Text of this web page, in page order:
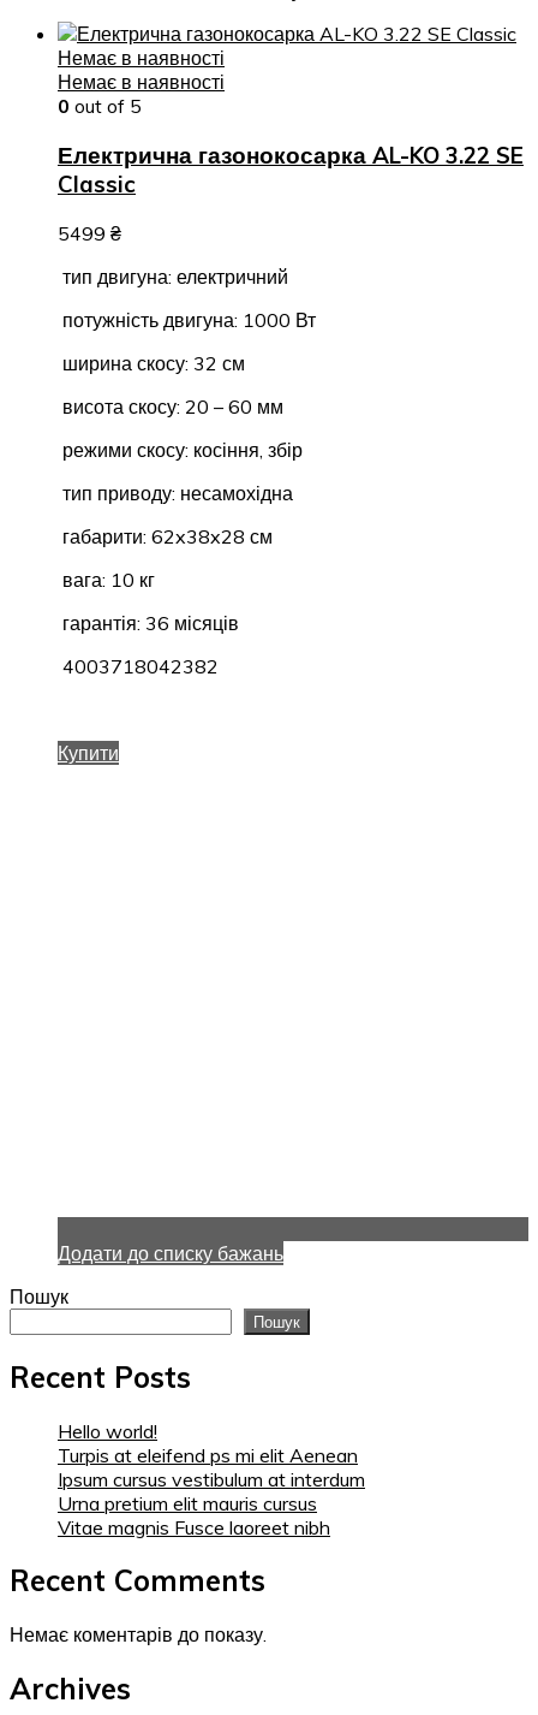
Немає в наявності
Немає в наявності
0 out of 5
Електрична газонокосарка AL-KO 3.22 SE
Classic
5499 ₴
тип двигуна: електричний
потужність двигуна: 1000 Вт
ширина скосу: 32 см
висота скосу: 20 – 60 мм
режими скосу: косіння, збір
тип приводу: несамохідна
габарити: 62x38x28 см
вага: 10 кг
гарантія: 36 місяців
4003718042382
Купити
Додати до списку бажань
Пошук
Пошук
Recent Posts
Hello world!
Turpis at eleifend ps mi elit Aenean
Ipsum cursus vestibulum at interdum
Urna pretium elit mauris cursus
Vitae magnis Fusce laoreet nibh
Recent Comments
Немає коментарів до показу.
Archives